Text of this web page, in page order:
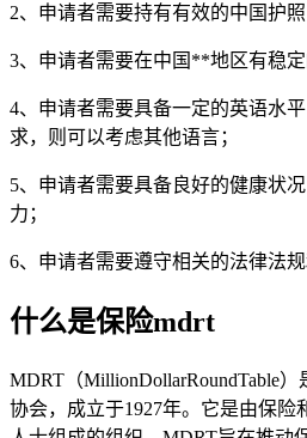
2、申请者需要持有有效的中国护照
3、申请者需要在中国**地区有稳定
4、申请者需要具备一定的英语水
求，则可以考虑其他语言；
5、申请者需要具备良好的健康状
力；
6、申请者需要遵守相关的法律法规
什么是保险mdrt
MDRT（MillionDollarRoundTable
协会，成立于1927年。它是由保险